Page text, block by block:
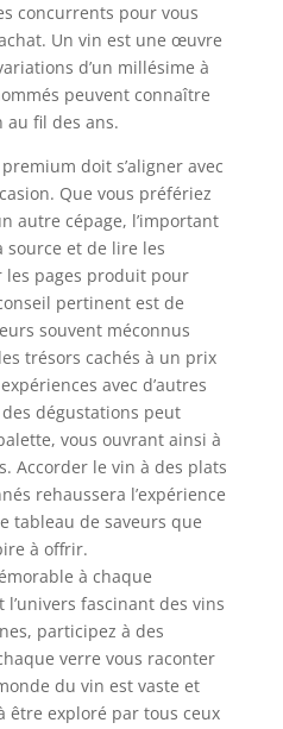
concurrents pour vous
Un vin est une œuvre
d’un millésime à
peuvent connaître
au fil des ans.
doit s’aligner avec
Que vous préfériez
autre cépage, l’important
et de lire les
pages produit pour
pertinent est de
souvent méconnus
trésors cachés à un prix
avec d’autres
dégustations peut
vous ouvrant ainsi à
Accorder le vin à des plats
rehaussera l’expérience
tableau de saveurs que
à offrir.
à chaque
fascinant des vins
participez à des
verre vous raconter
du vin est vaste et
être exploré par tous ceux